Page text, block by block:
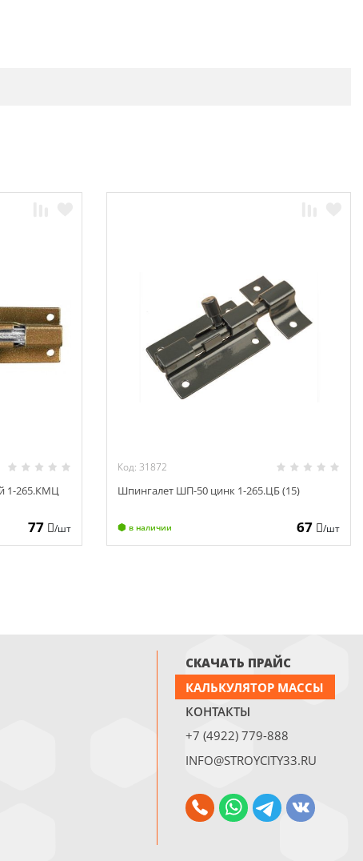
1-265.КМЦ
77 /шт
Код: 31872
Шпингалет ШП-50 цинк 1-265.ЦБ (15)
в наличии 67 /шт
СКАЧАТЬ ПРАЙС
КАЛЬКУЛЯТОР МАССЫ
КОНТАКТЫ
+7 (4922) 779-888
INFO@STROYCITY33.RU